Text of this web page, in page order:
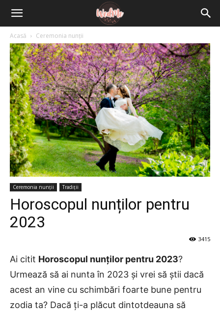
Acasă Ceremonia nunții
Ceremonia nunții Tradiții
Horoscopul nunților pentru
2023
3415
Ai citit Horoscopul nunților pentru 2023?
Urmează să ai nunta în 2023 și vrei să știi dacă
acest an vine cu schimbări foarte bune pentru
zodia ta? Dacă ți-a plăcut dintotdeauna să